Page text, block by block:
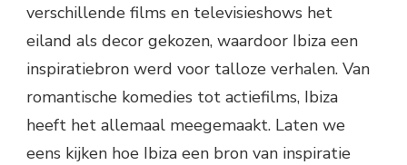
verschillende films en televisieshows het
eiland als decor gekozen, waardoor Ibiza een
inspiratiebron werd voor talloze verhalen. Van
romantische komedies tot actiefilms, Ibiza
heeft het allemaal meegemaakt. Laten we
eens kijken hoe Ibiza een bron van inspiratie